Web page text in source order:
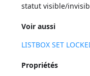
statut visible/
Voir aussi
LISTBOX SET
Propriétés